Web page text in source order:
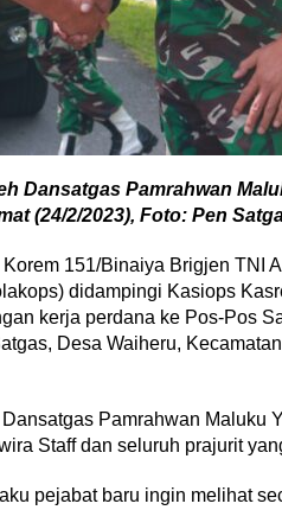
Dansatgas Pamrahwan
(24/2/2023), Foto: Pen
151/Binaiya Brigjen TNI
didampingi Kasiops
kerja perdana ke Pos-Pos
Desa Waiheru,
Pamrahwan Maluku
Staff dan seluruh prajurit
pejabat baru ingin melihat